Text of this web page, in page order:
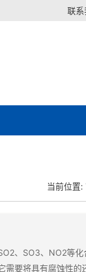
联系
当前位置:
、SO3、NO2等
需要将具有腐蚀性的